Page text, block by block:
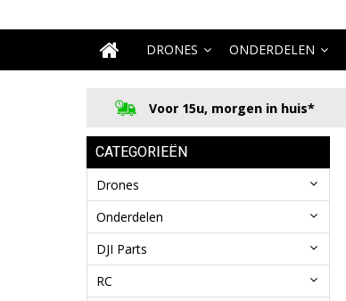
DRONES ONDERDELEN
Voor 15u, morgen in huis*
CATEGORIEËN
Drones
Onderdelen
DJI Parts
RC